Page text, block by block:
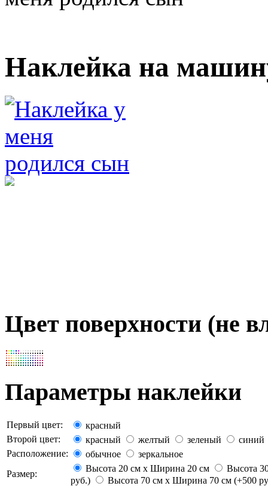
Наклейка на
Цвет поверхности (не
Параметры наклейки
Первый цвет:
красный
Второй цвет:
красный желтый зеленый
синий
Расположение:
обычное
зеркальное
Размер:
Высота 20 см х Ширина 20 см
Высота
руб.)
Высота 70 см х Ширина 70 см (+500